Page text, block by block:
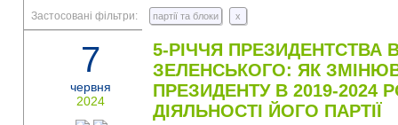
Застосовані фільтри: партії та блоки x
7
червня
2024
5-РІЧЧЯ ПРЕЗИДЕНТСТВА
ЗЕЛЕНСЬКОГО: ЯК
ПРЕЗИДЕНТУ В 2019-2024
ДІЯЛЬНОСТІ ЙОГО ПАРТІЇ